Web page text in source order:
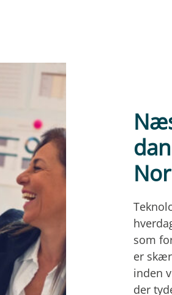
som
er
inden
der